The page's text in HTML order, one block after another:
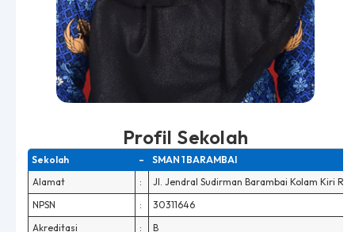
Profil Sekolah
Sekolah –
SMAN 1 BARAMBAI
Alamat
:
Jl. Jendral Sudirman Barambai Kolam Kiri RT
NPSN
:
30311646
Akreditasi
:
B